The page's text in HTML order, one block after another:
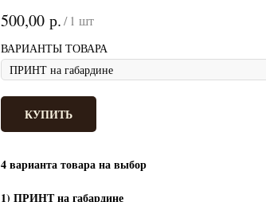
500,00 р./ 1 шт
ВАРИАНТЫ ТОВАРА
КУПИТЬ
4 варианта товара на выбор
1) ПРИНТ на габардине